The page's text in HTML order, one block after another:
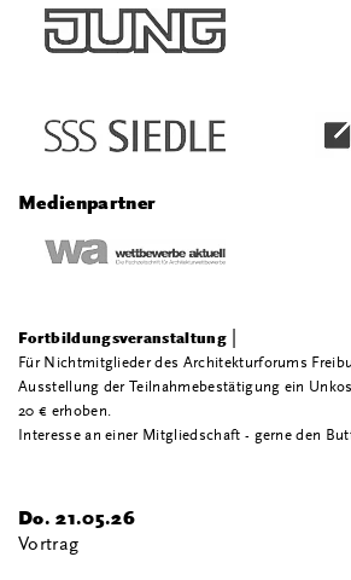
Medienpartner
Fortbildungsveranstaltung
Für Nichtmitglieder des Architekturforums
Ausstellung der Teilnahmebestätigung ein
20 € erhoben.
Interesse an einer Mitgliedschaft - gerne den
Do. 21.05.26
Vortrag